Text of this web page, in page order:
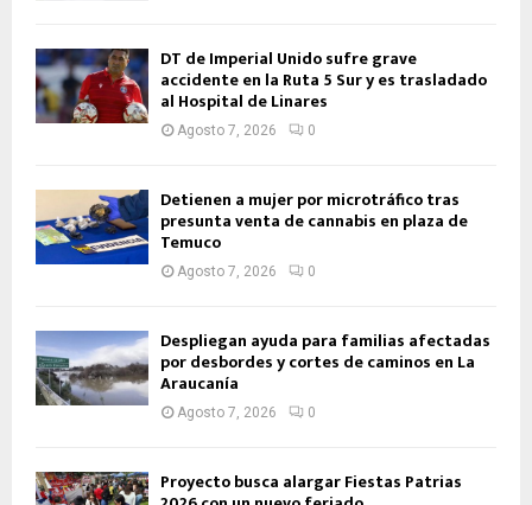
DT de Imperial Unido sufre grave
accidente en la Ruta 5 Sur y es trasladado
al Hospital de Linares
Agosto 7, 2026 0
Detienen a mujer por microtráfico tras
presunta venta de cannabis en plaza de
Temuco
Agosto 7, 2026 0
Despliegan ayuda para familias afectadas
por desbordes y cortes de caminos en La
Araucanía
Agosto 7, 2026 0
Proyecto busca alargar Fiestas Patrias